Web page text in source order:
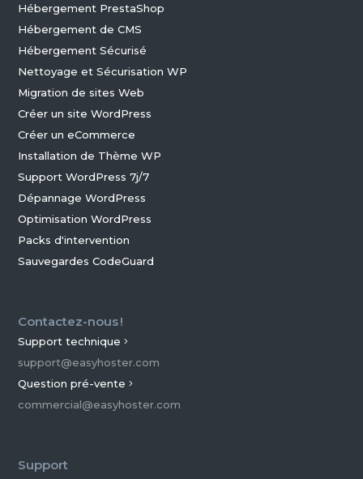
Hébergement PrestaShop
Hébergement de CMS
Hébergement Sécurisé
Nettoyage et Sécurisation WP
Migration de sites Web
Créer un site WordPress
Créer un eCommerce
Installation de Thème WP
Support WordPress 7j/7
Dépannage WordPress
Optimisation WordPress
Packs d'intervention
Sauvegardes CodeGuard
Contactez-nous !
Support technique
support@easyhoster.com
Question pré-vente
commercial@easyhoster.com
Support